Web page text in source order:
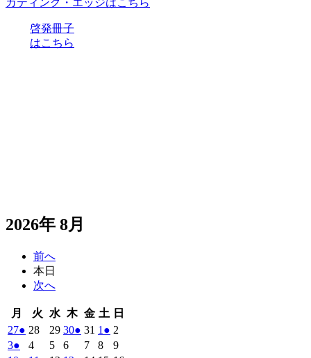
カティング・エッジはこちら
啓発冊子
はこちら
2026年 8月
前へ
本日
次へ
月
曜
日
火 火
曜
日
水 水
曜
日
木木
曜
日
金金
曜
日
土 土
曜
日
日
272026
年
● (1
件
282026
292026
年
302026
● (1
件
31 2026
年
1 2026
年
● (1
件
2
年
32026
● 42026
52026
62026
72026
82026
92026